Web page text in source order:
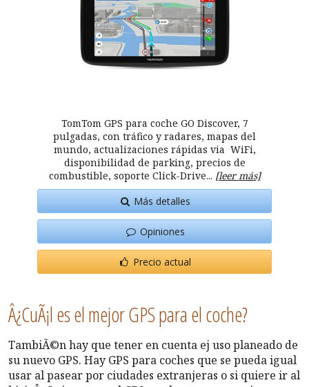
TomTom GPS para coche GO Discover, 7
pulgadas, con tráfico y radares, mapas del
mundo, actualizaciones rápidas via WiFi,
disponibilidad de parking, precios de
combustible, soporte Click-Drive... [leer más]
Más detalles
Opiniones
Precio actual
Â¿CuÃ¡l es el mejor GPS para el coche?
TambiÃ©n hay que tener en cuenta ej uso planeado de
su nuevo GPS. Hay GPS para coches que se pueda igual
usar al pasear por ciudades extranjeras o si quiere ir al